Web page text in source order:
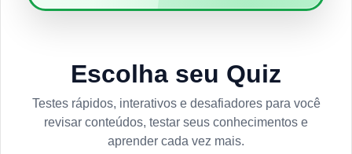
Escolha seu Quiz
Testes rápidos, interativos e desafiadores para você
revisar conteúdos, testar seus conhecimentos e
aprender cada vez mais.